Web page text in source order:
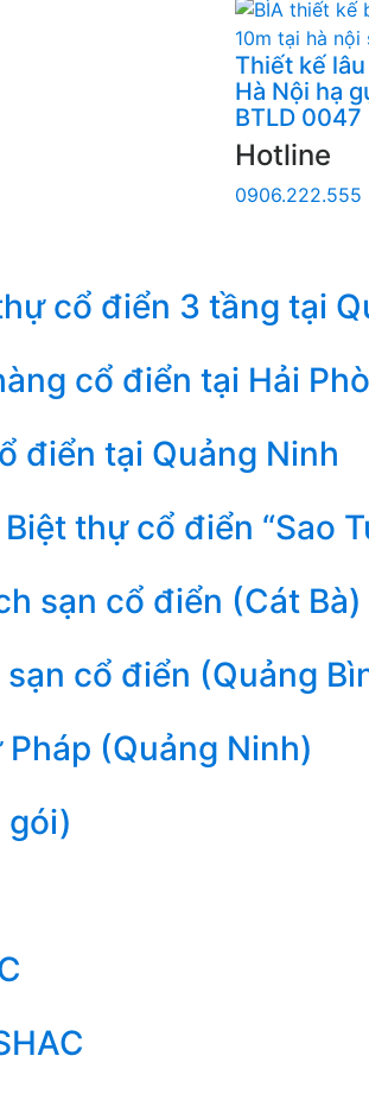
Thiết kế
Hà Nội hạ
BTLD 0047
Hotline
0906.222.555
cổ điển 3 tầng tại
cổ điển tại Hải
điển tại Quảng Ninh
thự cổ điển “Sao
sạn cổ điển (Cát Bà)
cổ điển (Quảng
(Quảng Ninh)
gói)